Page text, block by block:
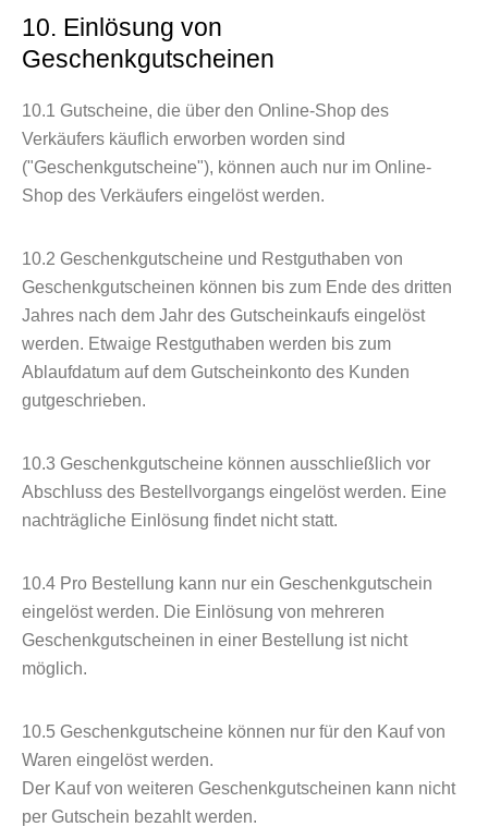
10. Einlösung von
Geschenkgutscheinen
10.1 Gutscheine, die über den Online-Shop des
Verkäufers käuflich erworben worden sind
("Geschenkgutscheine"), können auch nur im Online-
Shop des Verkäufers eingelöst werden.
10.2 Geschenkgutscheine und Restguthaben von
Geschenkgutscheinen können bis zum Ende des dritten
Jahres nach dem Jahr des Gutscheinkaufs eingelöst
werden. Etwaige Restguthaben werden bis zum
Ablaufdatum auf dem Gutscheinkonto des Kunden
gutgeschrieben.
10.3 Geschenkgutscheine können ausschließlich vor
Abschluss des Bestellvorgangs eingelöst werden. Eine
nachträgliche Einlösung findet nicht statt.
10.4 Pro Bestellung kann nur ein Geschenkgutschein
eingelöst werden. Die Einlösung von mehreren
Geschenkgutscheinen in einer Bestellung ist nicht
möglich.
10.5 Geschenkgutscheine können nur für den Kauf von
Waren eingelöst werden.
Der Kauf von weiteren Geschenkgutscheinen kann nicht
per Gutschein bezahlt werden.